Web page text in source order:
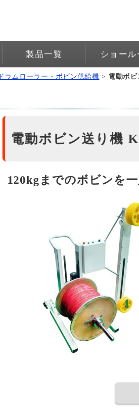
製品一覧 ショール
ドラムローラー・ボビン供給機 > 電動ボ
電動ボビン送り機
120kgまでのボビンを